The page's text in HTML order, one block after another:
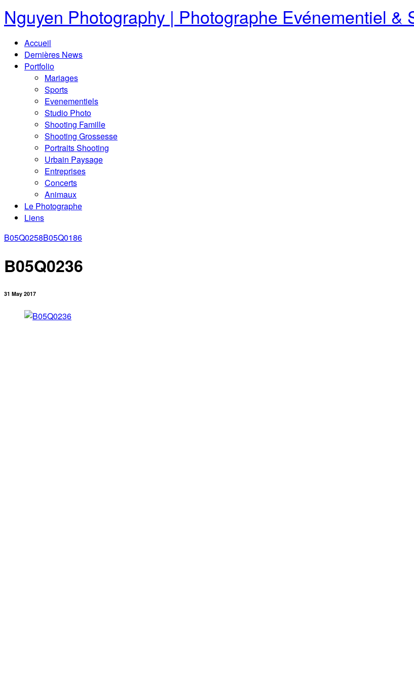
Nguyen Photography | Photographe Evénementiel &
Accueil
Dernières News
Portfolio
Mariages
Sports
Evenementiels
Studio Photo
Shooting Famille
Shooting Grossesse
Portraits Shooting
Urbain Paysage
Entreprises
Concerts
Animaux
Le Photographe
Liens
B05Q0258B05Q0186
B05Q0236
31 May 2017